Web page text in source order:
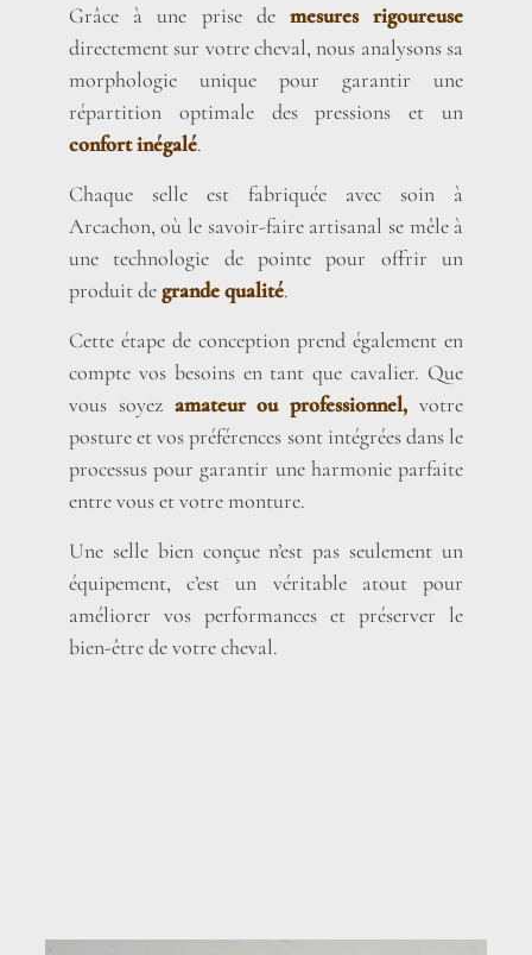
Grâce à une prise demesures rigoureuse
directement sur votre cheval, nous analysons sa
morphologie unique pour garantir une
répartition optimale des pressions et un
confort inégalé.
Chaque selle est fabriquée avec soin à
Arcachon, où le savoir-faire artisanal se mêle à
une technologie de pointe pour offrir un
produit degrande qualité.
Cette étape de conception prend également en
compte vos besoins en tant que cavalier. Que
vous soyez amateur ou professionnel, votre
posture et vos préférences sont intégrées dans le
processus pour garantir une harmonie parfaite
entre vous et votre monture.
Une selle bien conçue n’est pas seulement un
équipement, c’est un véritable atout pour
améliorer vos performances et préserver le
bien-être de votre cheval.